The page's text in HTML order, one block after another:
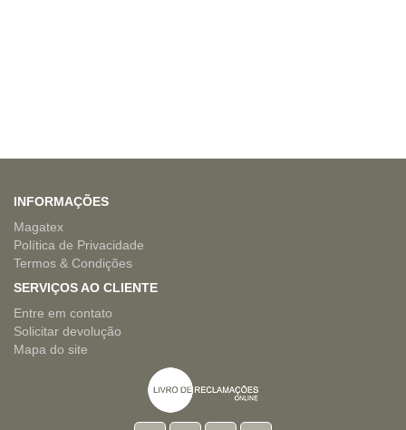
INFORMAÇÕES
Magatex
Política de Privacidade
Termos & Condições
SERVIÇOS AO CLIENTE
Entre em contato
Solicitar devolução
Mapa do site